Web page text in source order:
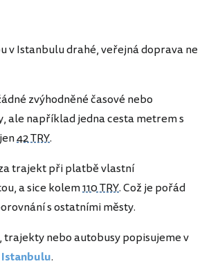
v Istanbulu drahé, veřejná doprava ne
zvýhodněné časové nebo
ale například jedna cesta metrem s
42 TRY.
trajekt při platbě vlastní
a sice kolem110 TRY. Což je pořád
s ostatními městy.
trajekty nebo autobusy popisujeme v
.